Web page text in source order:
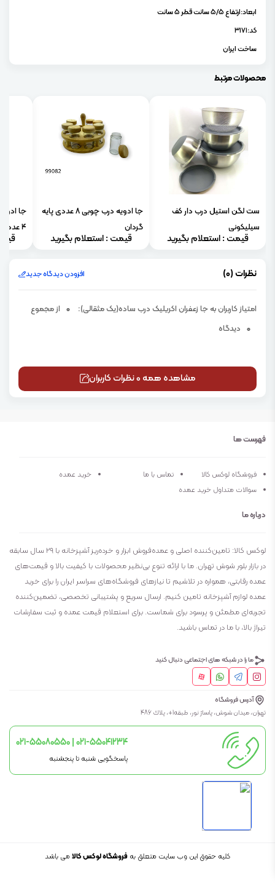
ابعاد:ارتفاع 5/5 سانت قطر 5 سانت
کد:3171
ساخت ایران
محصولات مرتبط
ست لگن استیل درب دار کف
سیلیکونی
قیمت : استعلام بگیرید
جا ادویه درب چوبی 8 عددی پایه
گردان
قیمت : استعلام بگیرید
جا
4 عددی)
نظرات (0) افزودن دیدگاه جدید
امتیاز کاربران به جا زعفران اکریلیک درب ساده(یک مثقالی): 0 از مجموع
0 دیدگاه
مشاهده همه 0 نظرات کاربران
فهرست ها
فروشگاه لوکس کالا تماس با ما
خرید عمده
سوالات متداول خرید عمده
درباره ما
لوکس کالا: تامین‌کننده اصلی و عمده‌فروش ابزار و خرده‌ریز آشپزخانه با ۲۹ سال سابقه
در بازار بلور شوش تهران. ما با ارائه تنوع بی‌نظیر محصولات با کیفیت بالا و قیمت‌های
عمده رقابتی، همواره در تلاشیم تا نیازهای فروشگاه‌های سراسر ایران را برای خرید
عمده لوازم آشپزخانه تامین کنیم. ارسال سریع و پشتیبانی تخصصی، تضمین‌کننده
تجربه‌ای مطمئن و پرسود برای شماست. برای استعلام قیمت عمده و ثبت سفارشات
تیراژ بالا، با ما در تماس باشید.
ما را در شبکه های اجتماعی دنبال کنید
آدرس فروشگاه
تهران، ميدان شوش، پاساژ نور، طبقه1+، پلاك 486
021-55080550 | 021-55041234
پاسخگویی شنبه تا پنجشنبه
کلیه حقوق این وب سایت متعلق به فروشگاه لوکس کالامی باشد